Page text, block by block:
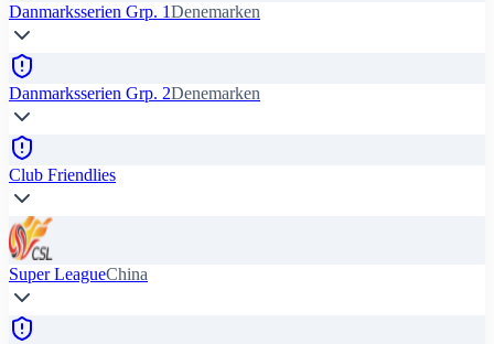
Danmarksserien Grp. 1Denemarken
Danmarksserien Grp. 2Denemarken
Club Friendlies
Super LeagueChina